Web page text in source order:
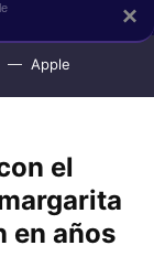
Apple
el
en años
×